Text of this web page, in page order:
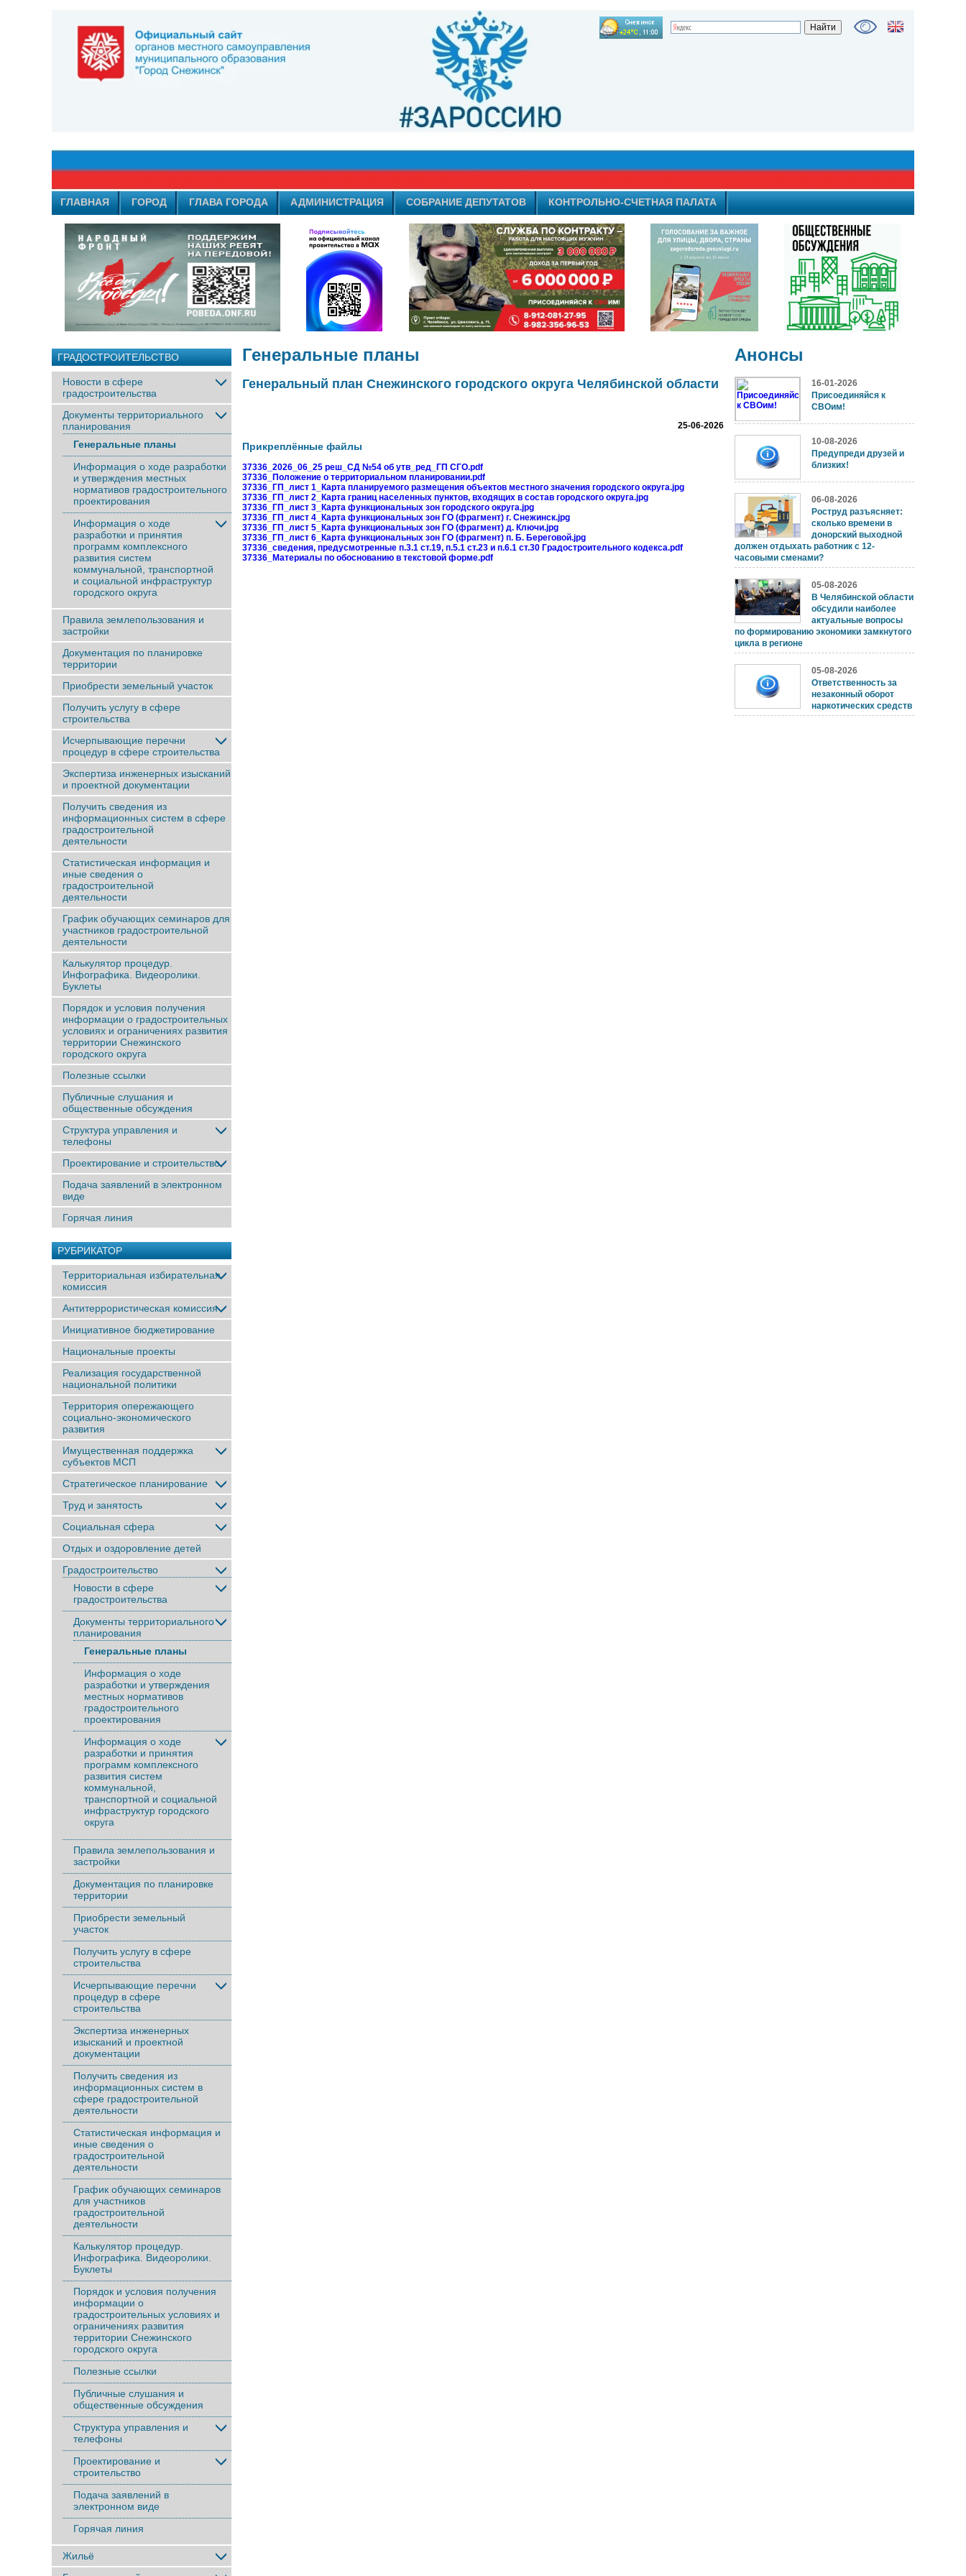
ГЛАВНАЯ ГОРОД ГЛАВА ГОРОДА АДМИНИСТРАЦИЯ СОБРАНИЕ ДЕПУТАТОВ КОНТРОЛЬНО-СЧЕТНАЯ ПАЛАТА
ГРАДОСТРОИТЕЛЬСТВО
Новости в сфере
градостроительства
Документы территориального
планирования
Генеральные планы
Информация о ходе разработки
и утверждения местных
нормативов градостроительного
проектирования
Информация о ходе
разработки и принятия
программ комплексного
развития систем
коммунальной, транспортной
и социальной инфраструктур
городского округа
Правила землепользования и
застройки
Документация по планировке
территории
Приобрести земельный участок
Получить услугу в сфере
строительства
Исчерпывающие перечни
процедур в сфере строительства
Экспертиза инженерных изысканий
и проектной документации
Получить сведения из
информационных систем в сфере
градостроительной
деятельности
Статистическая информация и
иные сведения о
градостроительной
деятельности
График обучающих семинаров для
участников градостроительной
деятельности
Калькулятор процедур.
Инфографика. Видеоролики.
Буклеты
Порядок и условия получения
информации о градостроительных
условиях и ограничениях развития
территории Снежинского
городского округа
Полезные ссылки
Публичные слушания и
общественные обсуждения
Структура управления и
телефоны
Проектирование и строительство
Подача заявлений в электронном
виде
Горячая линия
РУБРИКАТОР
Территориальная избирательная
комиссия
Антитеррористическая комиссия
Инициативное бюджетирование
Национальные проекты
Реализация государственной
национальной политики
Территория опережающего
социально-экономического
развития
Имущественная поддержка
субъектов МСП
Стратегическое планирование
Труд и занятость
Социальная сфера
Отдых и оздоровление детей
Градостроительство
Новости в сфере
градостроительства
Документы территориального
планирования
Генеральные планы
Информация о ходе
разработки и утверждения
местных нормативов
градостроительного
проектирования
Информация о ходе
разработки и принятия
программ комплексного
развития систем
коммунальной,
транспортной и социальной
инфраструктур городского
округа
Правила землепользования и
застройки
Документация по планировке
территории
Приобрести земельный
участок
Получить услугу в сфере
строительства
Исчерпывающие перечни
процедур в сфере
строительства
Экспертиза инженерных
изысканий и проектной
документации
Получить сведения из
информационных систем в
сфере градостроительной
деятельности
Статистическая информация и
иные сведения о
градостроительной
деятельности
График обучающих семинаров
для участников
градостроительной
деятельности
Калькулятор процедур.
Инфографика. Видеоролики.
Буклеты
Порядок и условия получения
информации о
градостроительных условиях и
ограничениях развития
территории Снежинского
городского округа
Полезные ссылки
Публичные слушания и
общественные обсуждения
Структура управления и
телефоны
Проектирование и
строительство
Подача заявлений в
электронном виде
Горячая линия
Жильё
Генеральные планы
Генеральный план Снежинского городского округа Челябинской области
25-06-2026
Прикреплённые файлы
37336_2026_06_25 реш_СД №54 об утв_ред_ГП СГО.pdf
37336_Положение о территориальном планировании.pdf
37336_ГП_лист 1_Карта планируемого размещения объектов местного значения городского округа.jpg
37336_ГП_лист 2_Карта границ населенных пунктов, входящих в состав городского округа.jpg
37336_ГП_лист 3_Карта функциональных зон городского округа.jpg
37336_ГП_лист 4_Карта функциональных зон ГО (фрагмент) г. Снежинск.jpg
37336_ГП_лист 5_Карта функциональных зон ГО (фрагмент) д. Ключи.jpg
37336_ГП_лист 6_Карта функциональных зон ГО (фрагмент) п. Б. Береговой.jpg
37336_сведения, предусмотренные п.3.1 ст.19, п.5.1 ст.23 и п.6.1 ст.30 Градостроительного кодекса.pdf
37336_Материалы по обоснованию в текстовой форме.pdf
Анонсы
16-01-2026
Присоединяйся к
СВОим!
10-08-2026
Предупреди друзей и
близких!
06-08-2026
Роструд разъясняет:
сколько времени в
донорский выходной
должен отдыхать работник с 12-
часовыми сменами?
05-08-2026
В Челябинской области
обсудили наиболее
актуальные вопросы
по формированию экономики замкнутого
цикла в регионе
05-08-2026
Ответственность за
незаконный оборот
наркотических средств